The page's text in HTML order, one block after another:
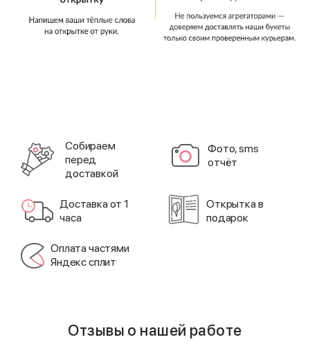
Cобираем
перед
доставкой
Фото, sms
отчёт
Доставка от 1
часа
Открытка в
подарок
Оплата частями
Яндекс сплит
Отзывы о нашей работе